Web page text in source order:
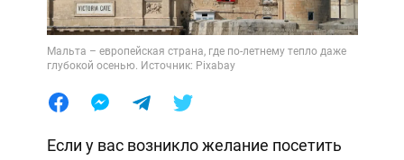
Мальта – европейская страна, где по-летнему тепло даже
глубокой осенью. Источник: Pixabay
Если у вас возникло желание посетить